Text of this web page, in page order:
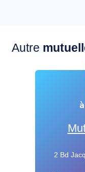
Autre
à
2 Bd